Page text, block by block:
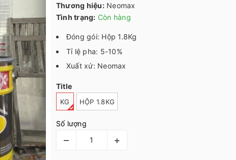
Thương hiệu: Neomax
Tình trạng: Còn hàng
Đóng gói: Hộp 1.8Kg
Tỉ lệ pha: 5-10%
Xuất xứ: Neomax
Title
KG HỘP 1.8KG
Số lượng
– +